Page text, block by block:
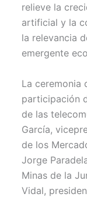
relieve la
artificial y la
la relevancia
emergente
La ceremonia
participación
de las
García,
de los
Jorge
Minas de la
Vidal,